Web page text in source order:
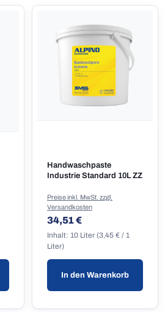
Handwaschpaste
Industrie Standard 10L ZZ
Inhalt: 10 Liter (3,45 € / 1
Liter)
Regulärer Preis:
34,51 €
Preise inkl. MwSt. zzgl.
Versandkosten
In den Warenkorb